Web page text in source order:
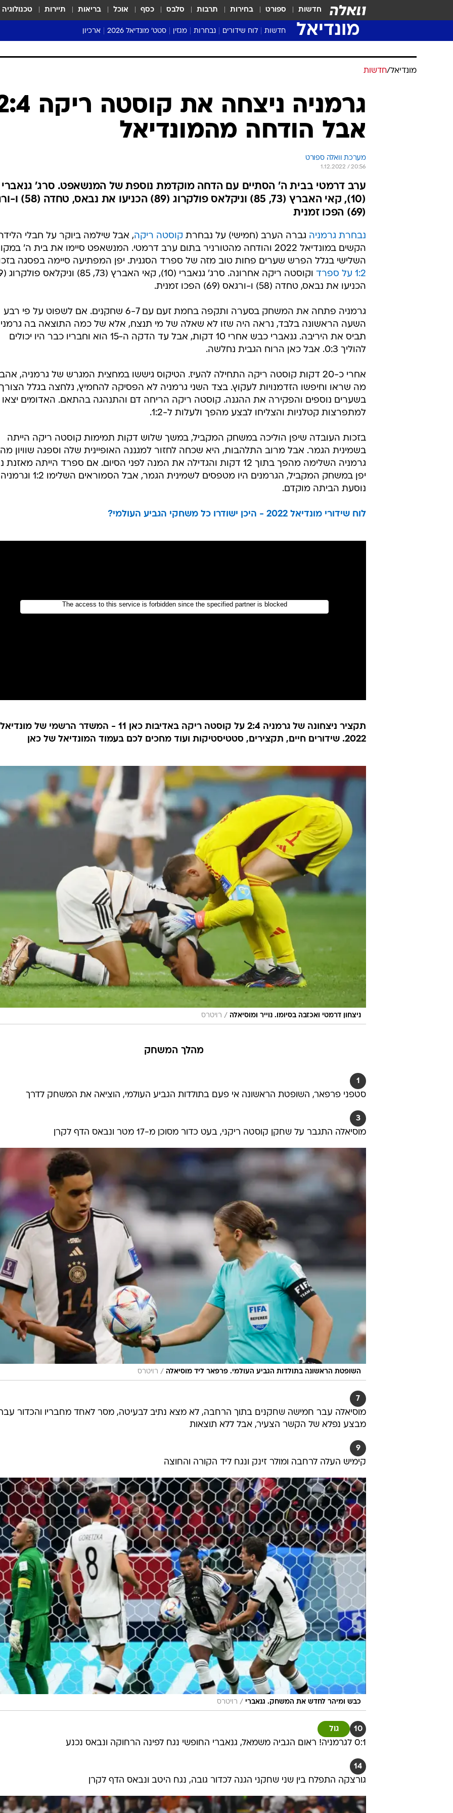
חדשות ספורט בחירות תרבות סלבס כסף אוכל בריאות תיירות טכנולוגיה
מונדיאל חדשות לוח שידורים נבחרות מגזין סטט' מונדיאל 2026 ארכיון
מונדיאל/חדשות
אבל הודחה מהמונדיאל
מערכת וואלה ספורט
1.12.2022 / 20:56
ערב דרמטי בבית ה' הסתיים עם הדחה מוקדמת נוספת של המנשאפט. סרג' גנאברי
(10), קאי האברץ (73, 85) וניקלאס פולקרוג
(69) הפכו זמנית
נבחרת גרמניה גברה הערב (חמישי) על נבחרת קוסטה ריקה, אבל שילמה ביוקר על חבלי
הקשים במונדיאל 2022 והודחה מהטורניר בתום ערב דרמטי. המנשאפט סיימו את בית ה'
השלישי בגלל הפרש שערים פחות טוב מזה של ספרד הסגנית. יפן המפתיעה סיימה בפסגה
1:2 על ספרד
הכניעו את נבאס, טחדה (58) ו-ורגאס (69) הפכו זמנית.
גרמניה פתחה את המשחק בסערה ותקפה בחמת זעם עם 6-7 שחקנים. אם לשפוט על פי רבע
השעה הראשונה בלבד, נראה היה שזו לא שאלה של מי תנצח, אלא של כמה התוצאה בה
תביס את היריבה. גנאברי כבש אחרי 10 דקות, אבל עד הדקה ה-15 הוא וחבריו כבר היו יכולים
להוליך 0:3. אבל כאן הרוח הגבית נחלשה.
אחרי כ-20 דקות קוסטה ריקה התחילה להעיז. הטיקוס גיששו במחצית המגרש של גרמניה,
מה שראו וחיפשו הזדמנויות לעקוץ. בצד השני גרמניה לא הפסיקה להחמיץ, נלחצה בגלל הצורך
בשערים נוספים והפקירה את ההגנה. קוסטה ריקה הריחה דם והתנהגה בהתאם. האדומים יצאו
למתפרצות קטלניות והצליחו לבצע מהפך ולעלות ל-1:2.
בזכות העובדה שיפן הוליכה במשחק המקביל, במשך שלוש דקות תמימות קוסטה ריקה הייתה
בשמינית הגמר. אבל מרוב התלהבות, היא שכחה לחזור למגננה האופיינית שלה וספגה שוויון
גרמניה השלימה מהפך בתוך 12 דקות והגדילה את המנה לפני הסיום. אם ספרד הייתה מאזנת
יפן במשחק המקביל, הגרמנים היו מטפסים לשמינית הגמר, אבל הסמוראים השלימו 1:2 וגרמניה
נוסעת הביתה מוקדם.
לוח שידורי מונדיאל 2022 - היכן ישודרו כל משחקי הגביע העולמי?
תקציר ניצחונה של גרמניה 2:4 על קוסטה ריקה באדיבות כאן 11 - המשדר הרשמי של מונדיאל
2022. שידורים חיים, תקצירים, סטטיסטיקות ועוד מחכים לכם בעמוד המונדיאל של כאן
ניצחון דרמטי ואכזבה בסיומו. נוייר ומוסיאלה / רויטרס
מהלך המשחק
1
סטפני פרפאר, השופטת הראשונה אי פעם בתולדות הגביע העולמי, הוציאה את המשחק לדרך
3
מוסיאלה התגבר על שחקן קוסטה ריקני, בעט כדור מסוכן מ-17 מטר ונבאס הדף לקרן
השופטת הראשונה בתולדות הגביע העולמי. פרפאר ליד מוסיאלה / רויטרס
7
מוסיאלה עבר חמישה שחקנים בתוך הרחבה, לא מצא נתיב לבעיטה, מסר לאחד מחבריו והכדור
מבצע נפלא של הקשר הצעיר, אבל ללא תוצאות
9
קימיש העלה לרחבה ומולר זינק ונגח ליד הקורה והחוצה
כבש ומיהר לחדש את המשחק. גנאברי / רויטרס
10 גול
0:1 לגרמניה! ראום הגביה משמאל, גנאברי החופשי נגח לפינה הרחוקה ונבאס נכנע
14
גורצקה התפלח בין שני שחקני הגנה לכדור גובה, נגח היטב ונבאס הדף לקרן